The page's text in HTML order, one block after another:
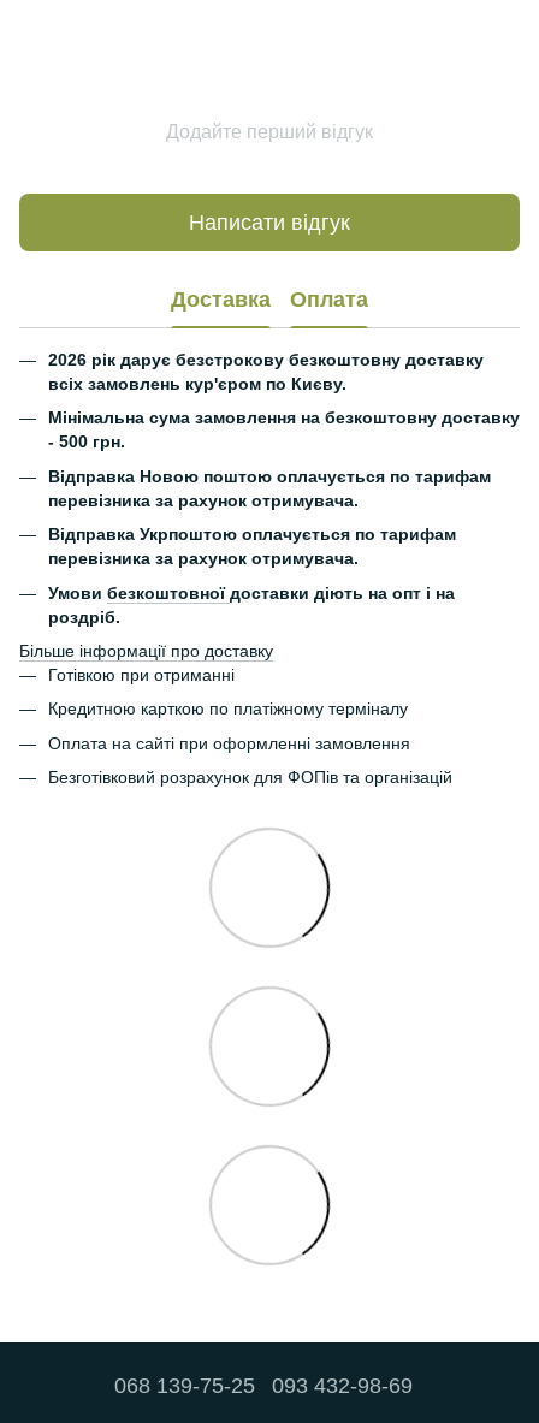
Додайте перший відгук
Написати відгук
Доставка Оплата
2026 рік дарує безстрокову безкоштовну доставку
всіх замовлень кур'єром по Києву.
Мінімальна сума замовлення на безкоштовну доставку
- 500 грн.
Відправка Новою поштою оплачується по тарифам
перевізника за рахунок отримувача.
Відправка Укрпоштою оплачується по тарифам
перевізника за рахунок отримувача.
Умови безкоштовноїдоставки діють на опт і на
роздріб.
Більше інформації про доставку
Готівкою при отриманні
Кредитною карткою по платіжному терміналу
Оплата на сайті при оформленні замовлення
Безготівковий розрахунок для ФОПів та організацій
068 139-75-25 093 432-98-69